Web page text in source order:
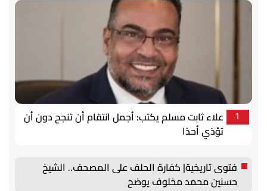
1
علاء ثابت مسلم يكتب: أجمل انتقام أن تنجح دون أن
تؤذي أحدًا
فتوى تاريخية| كفارة الحلف على المصحف.. الشيخ
حسنين محمد مخلوف يوضح